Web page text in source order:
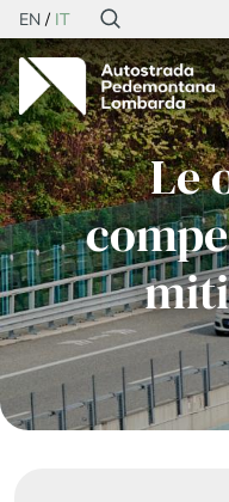
EN IT
Le